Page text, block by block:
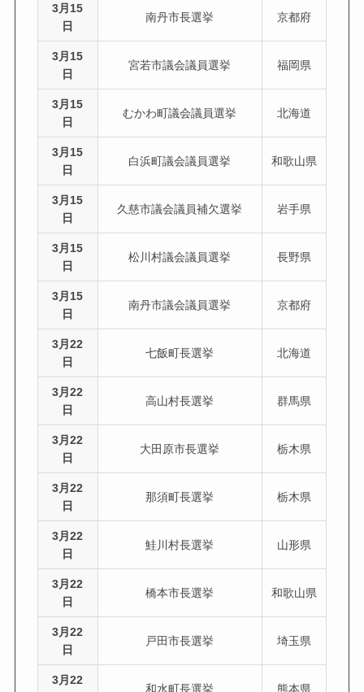
3月15
日
南丹市長選挙 京都府
3月15
日
宮若市議会議員選挙 福岡県
3月15
日
むかわ町議会議員選挙 北海道
3月15
日
白浜町議会議員選挙 和歌山県
3月15
日
久慈市議会議員補欠選挙 岩手県
3月15
日
松川村議会議員選挙 長野県
3月15
日
南丹市議会議員選挙 京都府
3月22
日
七飯町長選挙 北海道
3月22
日
高山村長選挙 群馬県
3月22
日
大田原市長選挙 栃木県
3月22
日
那須町長選挙 栃木県
3月22
日
鮭川村長選挙 山形県
3月22
日
橋本市長選挙 和歌山県
3月22
日
戸田市長選挙 埼玉県
3月22
和水町長選挙 熊本県